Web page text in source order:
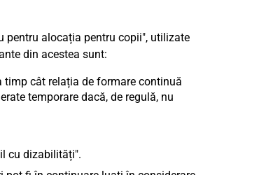
pentru alocația pentru copii", utilizate
din acestea sunt:
cât relația de formare continuă
temporare dacă, de regulă, nu
cu dizabilități".